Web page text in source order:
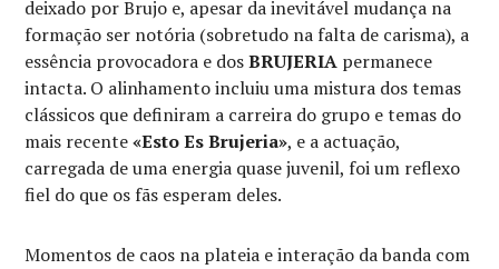
deixado por Brujo e, apesar da inevitável mudança na
formação ser notória (sobretudo na falta de carisma), a
essência provocadora e dosBRUJERIA permanece
intacta. O alinhamento incluiu uma mistura dos temas
clássicos que definiram a carreira do grupo e temas do
mais recente«Esto Es Brujeria», e a actuação,
carregada de uma energia quase juvenil, foi um reflexo
fiel do que os fãs esperam deles.
Momentos de caos na plateia e interação da banda com